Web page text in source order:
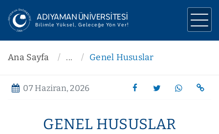
ADIYAMAN ÜNİVERSİTESİ
Bilimle Yüksel, Geleceğe Yön Ver!
ÜNİVERSİTEMİZ
ARAŞTIRMA
Ana Sayfa ... Genel Hususlar
07 Haziran, 2026
GENEL HUSUSLAR